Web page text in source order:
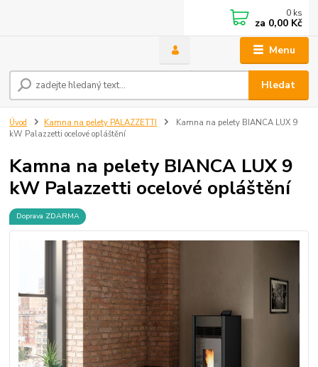
Menu
Hledat
0 ks
za 0,00 Kč
Úvod Kamna na pelety PALAZZETTI
Kamna na pelety BIANCA LUX 9
kW Palazzetti ocelové opláštění
Kamna na pelety BIANCA LUX 9
kW Palazzetti ocelové opláštění
Doprava ZDARMA